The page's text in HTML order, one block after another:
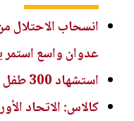
انسحاب الاحتلال
عدوان واسع استمر
استشهاد 300 طفل منذ وقف إطلاق النار في غزة
كالاس: الاتحاد